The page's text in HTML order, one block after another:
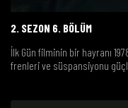
2. SEZON 6. BÖLÜM
İlk Gün filminin bir hayranı
frenleri ve süspansiyonu